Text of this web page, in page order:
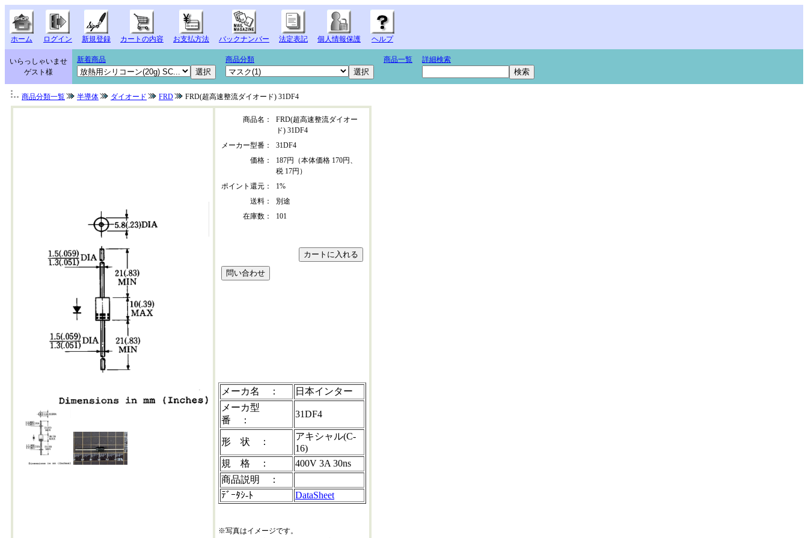
ホーム ログイン 新規登録 カートの内容 お支払方法 バックナンバー 法定表記 個人情報保護 ヘルプ
いらっしゃいませ
ゲスト様
新着商品 商品分類 商品一覧 詳細検索
商品分類一覧 半導体 ダイオード FRD FRD(超高速整流ダイオード) 31DF4
商品名：
FRD(超高速整流ダイオー
ド) 31DF4
メーカー型番：
31DF4
価格：
187円（本体価格 170円、
税 17円）
ポイント還元：
1%
送料：
別途
在庫数：
101
メーカ名 ：
日本インター
メーカ型
番 ：
31DF4
形 状 ：
アキシャル(C-
16)
規 格 ：
400V 3A 30ns
商品説明 ：
ﾃﾞｰﾀｼ-ﾄ
DataSheet
※写真はイメージです。